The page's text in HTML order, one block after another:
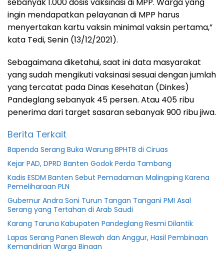
sebanyak 1.000 dosis vaksinasi di MPP. Warga yang
ingin mendapatkan pelayanan di MPP harus
menyertakan kartu vaksin minimal vaksin pertama,”
kata Tedi, Senin (13/12/2021).
Sebagaimana diketahui, saat ini data masyarakat
yang sudah mengikuti vaksinasi sesuai dengan jumlah
yang tercatat pada Dinas Kesehatan (Dinkes)
Pandeglang sebanyak 45 persen. Atau 405 ribu
penerima dari target sasaran sebanyak 900 ribu jiwa.
Berita Terkait
Bapenda Serang Buka Warung BPHTB di Ciruas
Kejar PAD, DPRD Banten Godok Perda Tambang
Kadis ESDM Banten Sebut Pemadaman Malingping Karena
Pemeliharaan PLN
Gubernur Andra Soni Turun Tangan Tangani PMI Asal
Serang yang Tertahan di Arab Saudi
Karang Taruna Kabupaten Pandeglang Resmi Dilantik
Lapas Serang Panen Blewah dan Anggur, Hasil Pembinaan
Kemandirian Warga Binaan